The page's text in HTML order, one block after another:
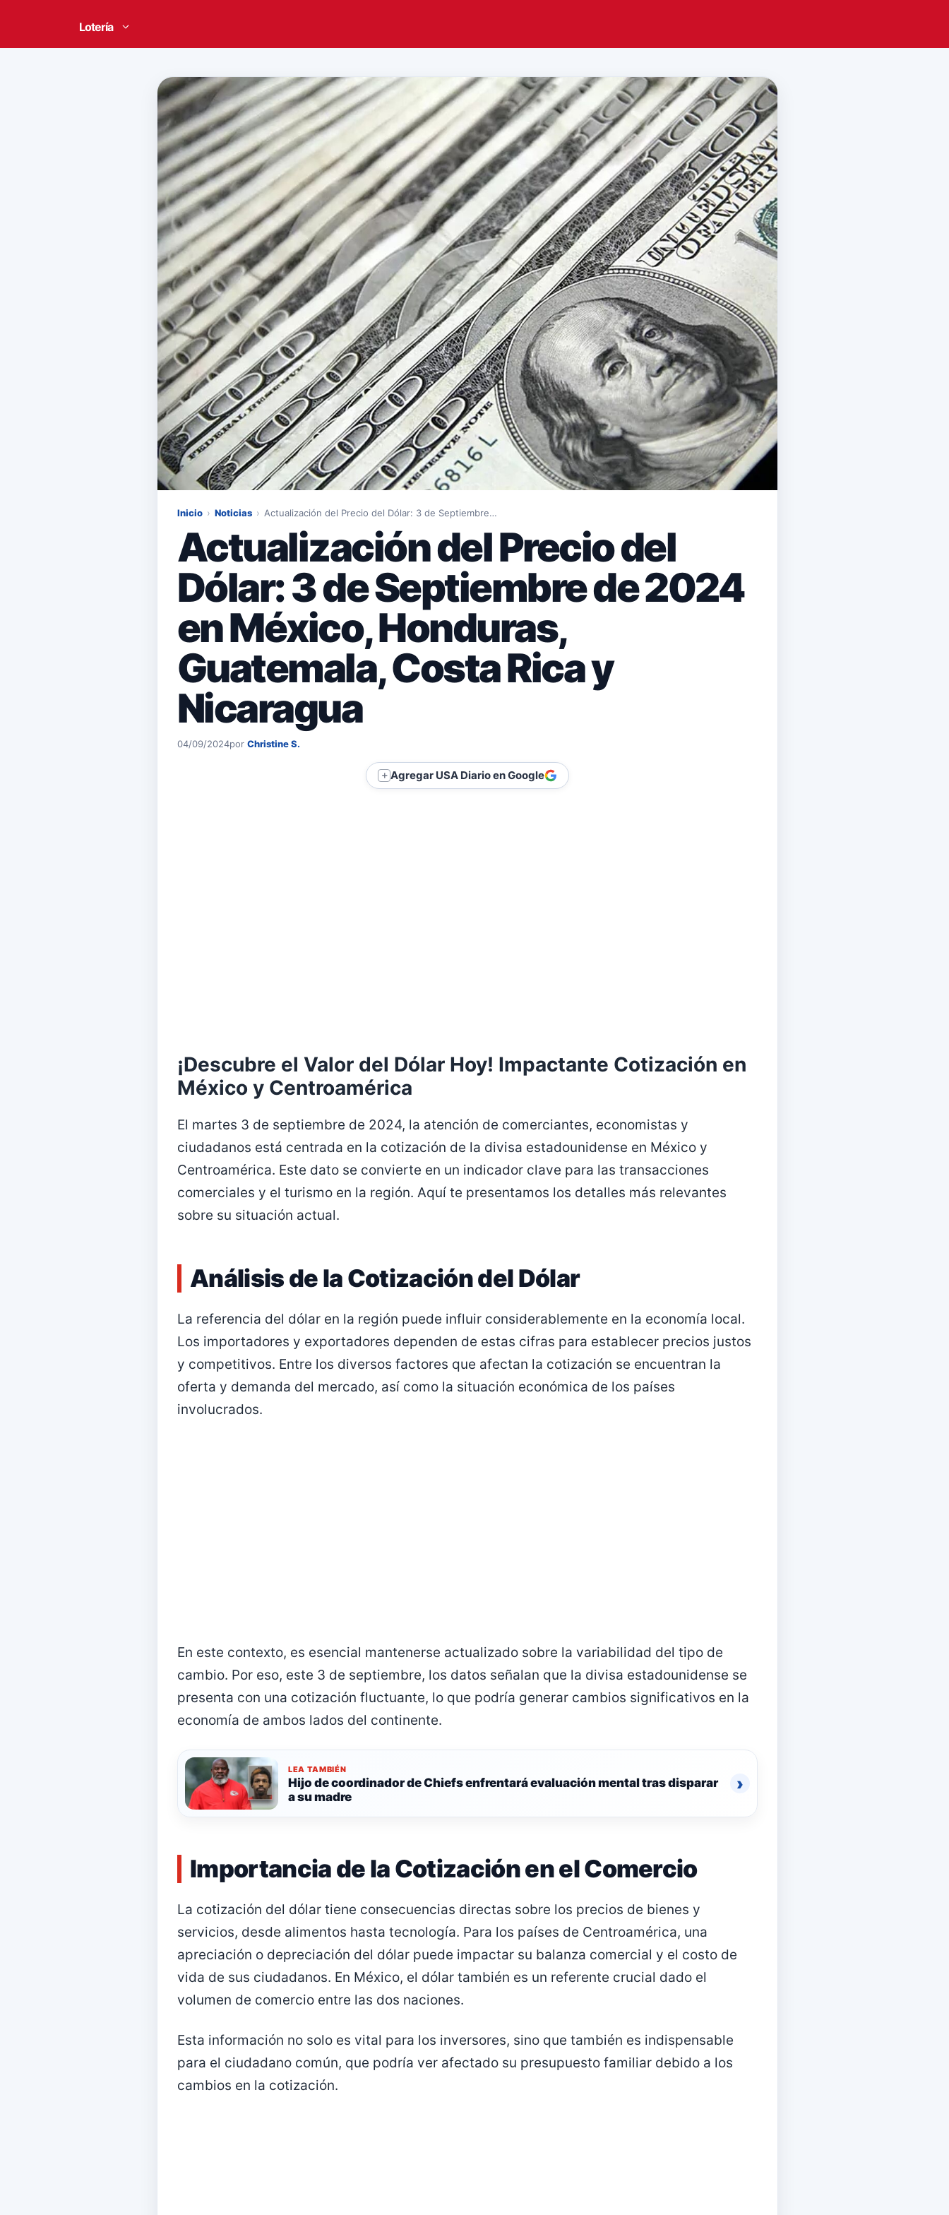
Lotería
Inicio › Noticias › Actualización del Precio del Dólar: 3 de Septiembre…
Actualización del Precio del
Dólar: 3 de Septiembre de 2024
en México, Honduras,
Guatemala, Costa Rica y
Nicaragua
04/09/2024por Christine S.
＋ Agregar USA Diario en Google
¡Descubre el Valor del Dólar Hoy! Impactante Cotización en
México y Centroamérica
El martes 3 de septiembre de 2024, la atención de comerciantes, economistas y
ciudadanos está centrada en la cotización de la divisa estadounidense en México y
Centroamérica. Este dato se convierte en un indicador clave para las transacciones
comerciales y el turismo en la región. Aquí te presentamos los detalles más relevantes
sobre su situación actual.
Análisis de la Cotización del Dólar
La referencia del dólar en la región puede influir considerablemente en la economía local.
Los importadores y exportadores dependen de estas cifras para establecer precios justos
y competitivos. Entre los diversos factores que afectan la cotización se encuentran la
oferta y demanda del mercado, así como la situación económica de los países
involucrados.
En este contexto, es esencial mantenerse actualizado sobre la variabilidad del tipo de
cambio. Por eso, este 3 de septiembre, los datos señalan que la divisa estadounidense se
presenta con una cotización fluctuante, lo que podría generar cambios significativos en la
economía de ambos lados del continente.
LEA TAMBIÉN
Hijo de coordinador de Chiefs enfrentará evaluación mental tras disparar
a su madre
›
Importancia de la Cotización en el Comercio
La cotización del dólar tiene consecuencias directas sobre los precios de bienes y
servicios, desde alimentos hasta tecnología. Para los países de Centroamérica, una
apreciación o depreciación del dólar puede impactar su balanza comercial y el costo de
vida de sus ciudadanos. En México, el dólar también es un referente crucial dado el
volumen de comercio entre las dos naciones.
Esta información no solo es vital para los inversores, sino que también es indispensable
para el ciudadano común, que podría ver afectado su presupuesto familiar debido a los
cambios en la cotización.